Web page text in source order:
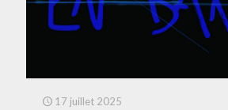
17 juillet 2025